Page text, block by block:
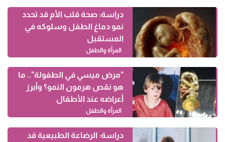
دراسة: صحة قلب الأم قد تحدد
نمو دماغ الطفل وسلوكه في
المستقبل
المرأة والطفل
"مرض ميسي في الطفولة".. ما
هو نقص هرمون النمو؟ وأبرز
أعراضه عند الأطفال
المرأة والطفل
دراسة: الرضاعة الطبيعية قد